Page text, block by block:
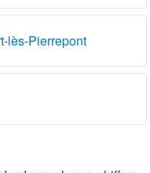
lès-Pierrepont